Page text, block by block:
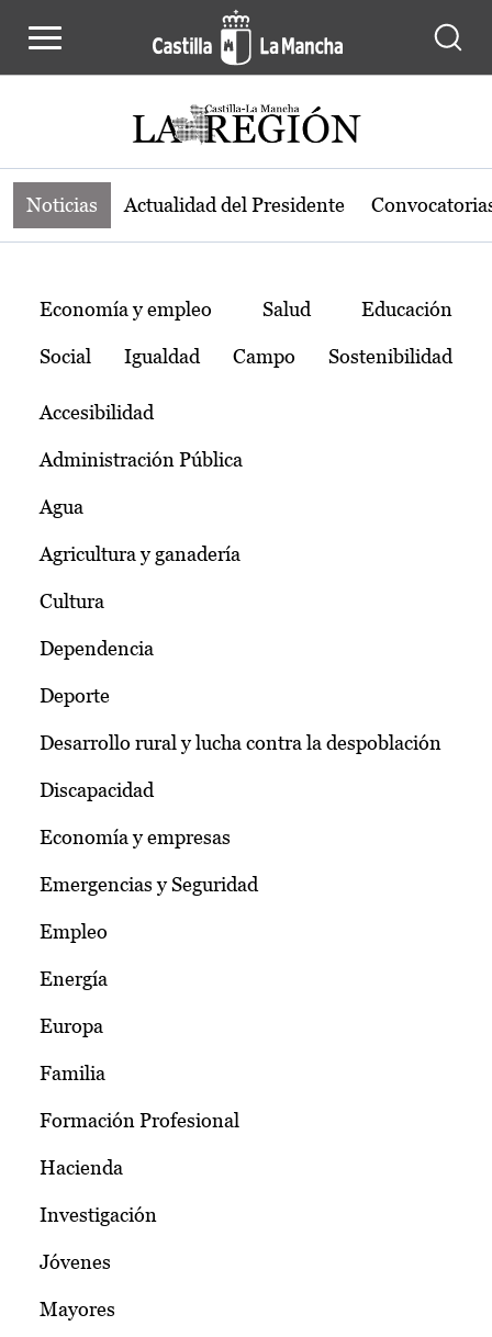
Noticias de la región de Castilla-La
Noticias Actualidad del Presidente
Temas
Economía y empleo Salud Educación
Social Igualdad Campo Sostenibilidad
Accesibilidad
Administración Pública
Agua
Agricultura y ganadería
Cultura
Dependencia
Deporte
Desarrollo rural y lucha contra la despoblación
Discapacidad
Economía y empresas
Emergencias y Seguridad
Empleo
Energía
Europa
Familia
Formación Profesional
Hacienda
Investigación
Jóvenes
Mayores